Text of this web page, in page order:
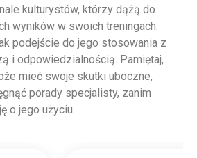
kulturystów, którzy dążą do
wyników w swoich treningach.
podejście do jego stosowania z
i odpowiedzialnością. Pamiętaj,
mieć swoje skutki uboczne,
porady specjalisty, zanim
o jego użyciu.